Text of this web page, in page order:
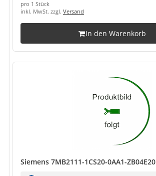
pro 1 Stück
inkl. MwSt. zzgl. Versand
In den Warenkorb
Siemens 7MB2111-1CS20-0AA1-ZB04E20